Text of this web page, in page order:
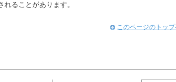
ることがあります。
このページのトッ